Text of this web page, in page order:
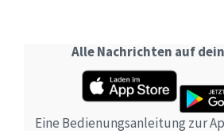
Alle Nachrichten auf
Eine Bedienungsanleitung zur